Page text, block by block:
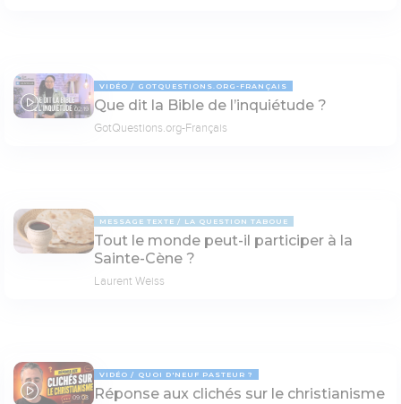
02:19
VIDÉO GOTQUESTIONS.ORG-FRANÇAIS
Que dit la Bible de l’inquiétude ?
GotQuestions.org-Français
MESSAGE TEXTE LA QUESTION TABOUE
Tout le monde peut-il participer à la
Sainte-Cène ?
Laurent Weiss
09:03
VIDÉO QUOI D'NEUF PASTEUR ?
Réponse aux clichés sur le christianisme